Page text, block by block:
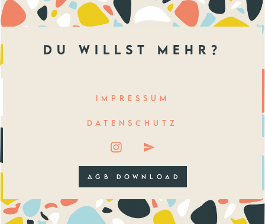
du willst mehr?
IMPRESSUM
DATENSCHUTZ
AGB DOWNLOAD